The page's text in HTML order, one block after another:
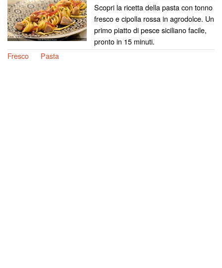
Scopri la ricetta della pasta con tonno
fresco e cipolla rossa in agrodolce. Un
primo piatto di pesce siciliano facile,
pronto in 15 minuti.
Fresco
Pasta